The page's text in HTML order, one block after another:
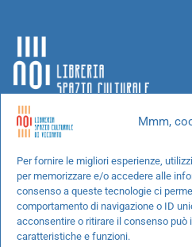
Mmm,
Per fornire le migliori esperienze,
per memorizzare e/o accedere alle
consenso a queste tecnologie ci
comportamento di navigazione o ID
acconsentire o ritirare il consenso
caratteristiche e funzioni.
Chi siamo
Progetti speciali
Richiedi un libro
Spedizioni